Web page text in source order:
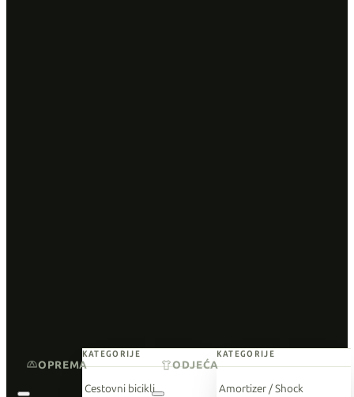
KATEGORIJE
Cestovni bicikli
KATEGORIJE
Amortizer / Shock
OPREMA ODJEĆA